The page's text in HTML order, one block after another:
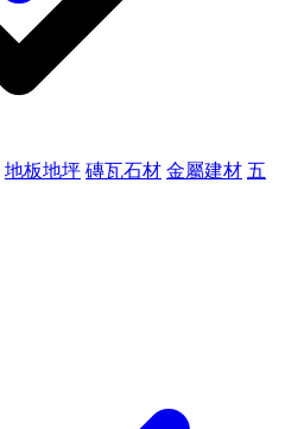
地板地坪 磚瓦石材 金屬建材 五